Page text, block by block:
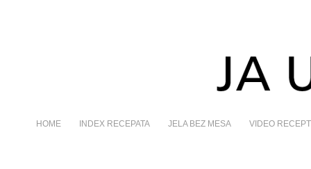
HOME INDEX RECEPATA JELA BEZ MESA VIDEO